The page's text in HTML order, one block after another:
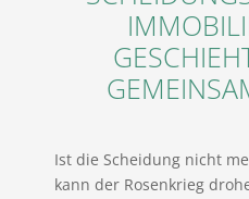
Ist die Scheidung nicht
kann der Rosenkrieg